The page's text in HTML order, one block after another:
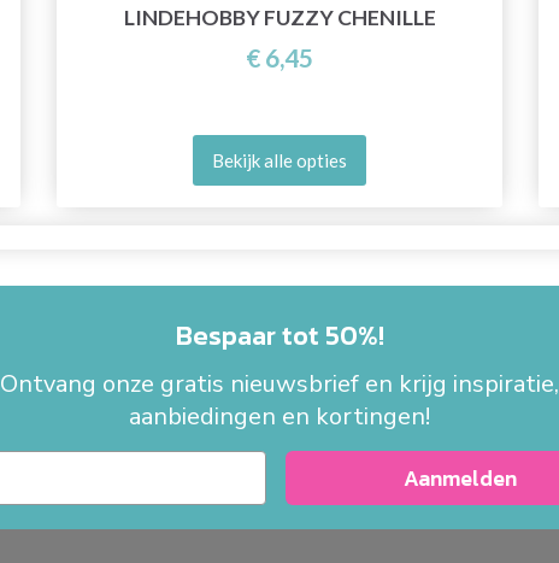
LINDEHOBBY FUZZY CHENILLE
€ 6,45
Bekijk alle opties
Bespaar tot 50%!
Ontvang onze gratis nieuwsbrief en krijg inspiratie,
aanbiedingen en kortingen!
Aanmelden